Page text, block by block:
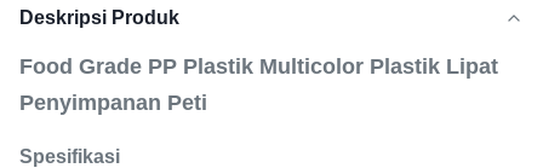
Deskripsi Produk
Food Grade PP Plastik Multicolor Plastik Lipat
Penyimpanan Peti
Spesifikasi